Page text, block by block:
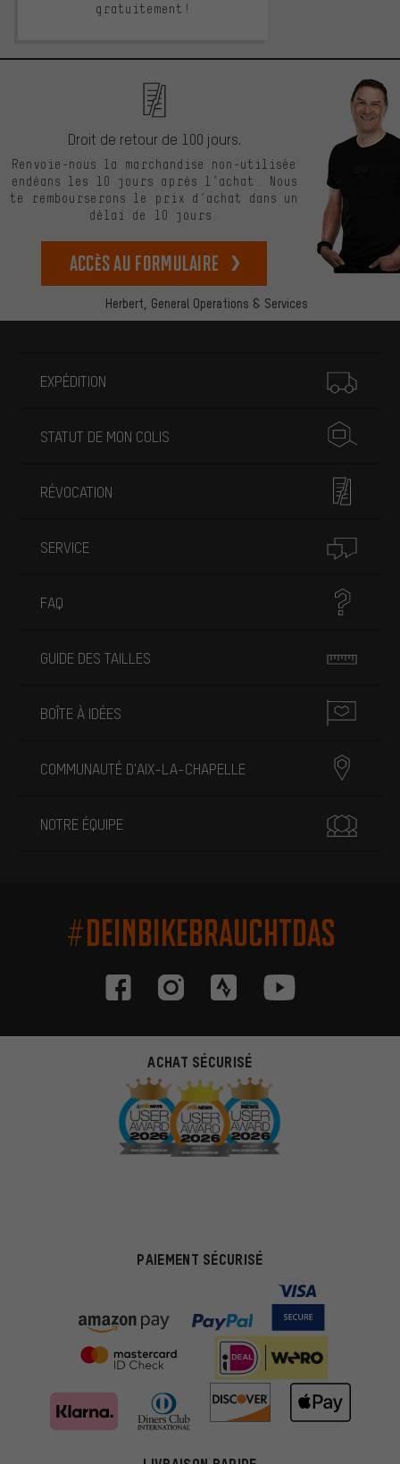
gratuitement!
Herbert, General Operations & Services
Droit de retour de 100 jours.
Renvoie-nous la marchandise non-utilisée
endéans les 10 jours après l’achat. Nous
te rembourserons le prix d’achat dans un
délai de 10 jours.
Accès au formulaire
EXPÉDITION
STATUT DE MON COLIS
RÉVOCATION
SERVICE
FAQ
GUIDE DES TAILLES
BOÎTE À IDÉES
COMMUNAUTÉ D'AIX-LA-CHAPELLE
NOTRE ÉQUIPE
#DEINBIKEBRAUCHTDAS
ACHAT SÉCURISÉ
PAIEMENT SÉCURISÉ